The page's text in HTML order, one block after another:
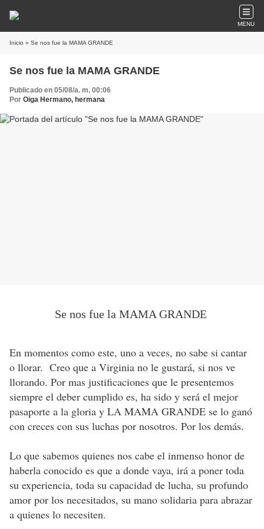
MENU
Inicio » Se nos fue la MAMA GRANDE
Se nos fue la MAMA GRANDE
Publicado en 05/08/a. m. 00:06
Por Oiga Hermano, hermana
Se nos fue la MAMA GRANDE
En momentos como este, uno a veces, no sabe si cantar
o llorar. Creo que a Virginia no le gustará, si nos ve
llorando. Por mas justificaciones que le presentemos
siempre el deber cumplido es, ha sido y será el mejor
pasaporte a la gloria y LA MAMA GRANDE se lo ganó
con creces con sus luchas por nosotros. Por los demás.
Lo que sabemos quienes nos cabe el inmenso honor de
haberla conocido es que a donde vaya, irá a poner toda
su experiencia, toda su capacidad de lucha, su profundo
amor por los necesitados, su mano solidaria para abrazar
a quienes lo necesiten.